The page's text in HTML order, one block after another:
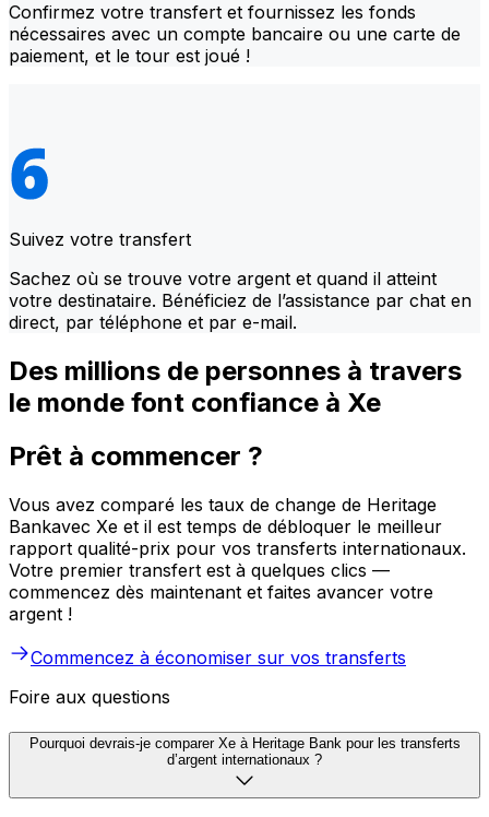
Confirmez votre transfert et fournissez les fonds
nécessaires avec un compte bancaire ou une carte de
paiement, et le tour est joué !
Suivez votre transfert
Sachez où se trouve votre argent et quand il atteint
votre destinataire. Bénéficiez de l’assistance par chat en
direct, par téléphone et par e-mail.
Des millions de personnes à travers
le monde font confiance à Xe
Prêt à commencer ?
Vous avez comparé les taux de change de Heritage
Bankavec Xe et il est temps de débloquer le meilleur
rapport qualité-prix pour vos transferts internationaux.
Votre premier transfert est à quelques clics —
commencez dès maintenant et faites avancer votre
argent !
Commencez à économiser sur vos transferts
Foire aux questions
Pourquoi devrais-je comparer Xe à Heritage Bank pour les transferts
d’argent internationaux ?